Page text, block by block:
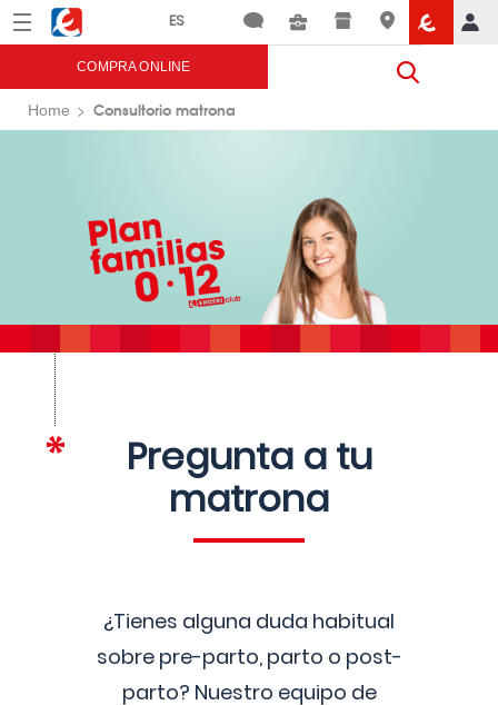
Menú Eroski
COMPRA ONLINE
Home Consultorio matrona
Pregunta a tu
matrona
¿Tienes alguna duda habitual
sobre pre-parto, parto o post-
parto? Nuestro equipo de